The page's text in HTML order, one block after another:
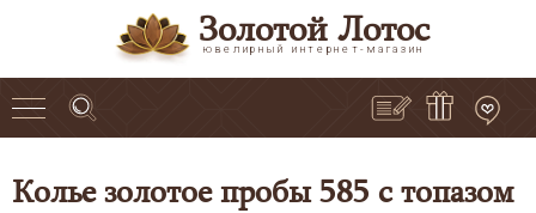
Золотой Лотос
ювелирный интернет-магазин
Колье золотое пробы 585 с топазом